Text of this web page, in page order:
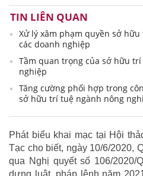
TIN LIÊN QUAN
Xử lý xâm phạm quyền sở
các doanh nghiệp
Tầm quan trọng của sở hữu
nghiệp
Tăng cường phối hợp trong
sở hữu trí tuệ ngành nông
Phát biểu khai mạc tại Hội
Tạc cho biết, ngày 10/6/2020,
qua Nghị quyết số 106/2020/
dựng luật, pháp lệnh năm